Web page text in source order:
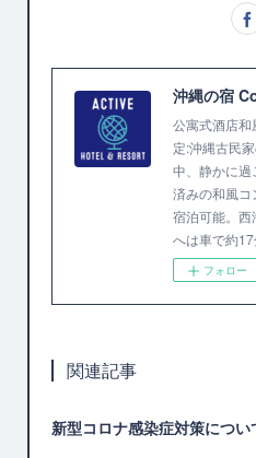
公寓式酒店
定:沖縄古民
中、静かに過
済みの和風
宿泊可能。西
へは車で約
フォロー
関連記事
新型コロナ感染症対策につい